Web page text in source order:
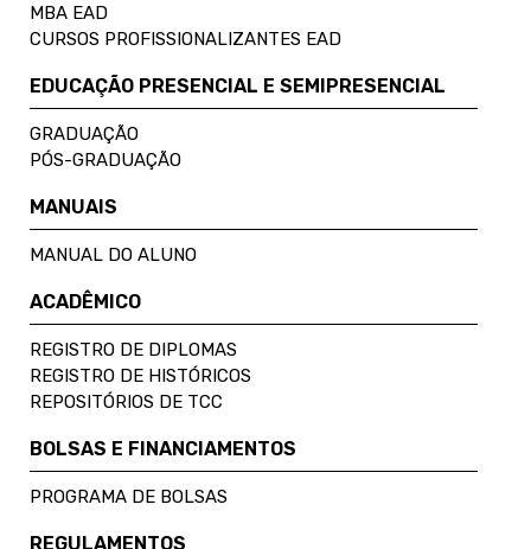
MBA EAD
CURSOS PROFISSIONALIZANTES EAD
EDUCAÇÃO PRESENCIAL E SEMIPRESENCIAL
GRADUAÇÃO
PÓS-GRADUAÇÃO
MANUAIS
MANUAL DO ALUNO
ACADÊMICO
REGISTRO DE DIPLOMAS
REGISTRO DE HISTÓRICOS
REPOSITÓRIOS DE TCC
BOLSAS E FINANCIAMENTOS
PROGRAMA DE BOLSAS
REGULAMENTOS